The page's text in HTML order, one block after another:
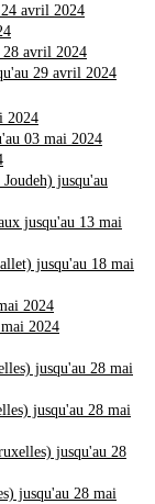
avril 2024
28 avril 2024
29 avril 2024
2024
03 mai 2024
jusqu'au
jusqu'au 13 mai
jusqu'au 18 mai
2024
2024
jusqu'au 28 mai
jusqu'au 28 mai
jusqu'au 28
jusqu'au 28 mai